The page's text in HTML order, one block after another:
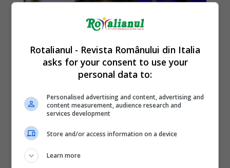
Rotalianul - Revista Românului din Italia
asks for your consent to use your
personal data to:
Personalised advertising and content, advertising and
content measurement, audience research and
services development
Store and/or access information on a device
Learn more